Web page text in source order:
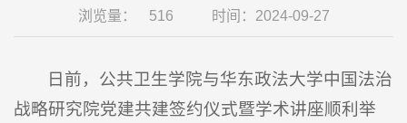
浏览量： 516 时间：2024-09-27
日前，公共卫生学院与华东政法大学中国法治
战略研究院党建共建签约仪式暨学术讲座顺利举